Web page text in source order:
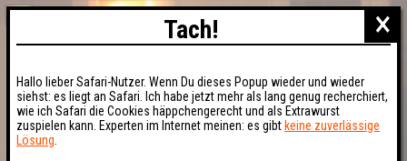
×
Tach!
Hallo lieber Safari-Nutzer. Wenn Du dieses Popup wieder und wieder
siehst: es liegt an Safari. Ich habe jetzt mehr als lang genug recherchiert,
wie ich Safari die Cookies häppchengerecht und als Extrawurst
zuspielen kann. Experten im Internet meinen: es gibt keine zuverlässige
Lösung